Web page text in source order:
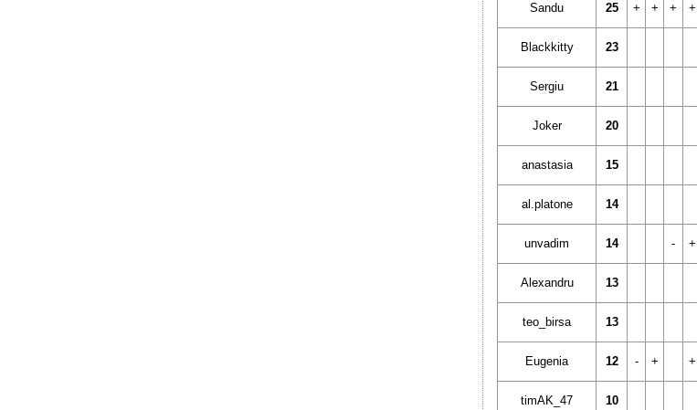
Sandu 25 + + + +
Blackkitty 23
Sergiu 21
Joker 20
anastasia 15
al.platone 14
unvadim 14 - +
Alexandru 13
teo_birsa 13
Eugenia 12 - + +
timAK_47 10